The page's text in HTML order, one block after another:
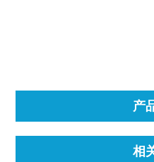
产
相